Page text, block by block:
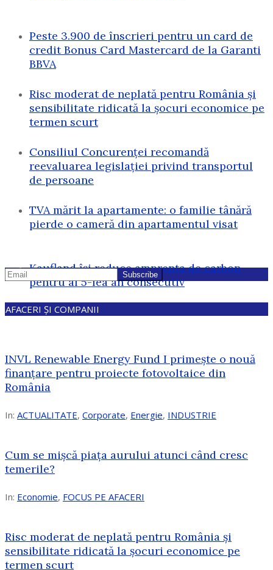
Peste 3.900 de înscrieri pentru un card de
credit Bonus Card Mastercard de la Garanti
BBVA
Risc moderat de neplată pentru România și
sensibilitate ridicată la șocuri economice pe
termen scurt
Consiliul Concurenței recomandă
reevaluarea legislației privind transportul
de persoane
TVA mărit la apartamente: o familie tânără
pierde o cameră din apartamentul visat
Kaufland își reduce amprenta de carbon
pentru al 5-lea an consecutiv
AFACERI ȘI COMPANII
INVL Renewable Energy Fund I primește o nouă
finanțare pentru proiecte fotovoltaice din
România
In: ACTUALITATE, Corporate, Energie, INDUSTRIE
Cum se mișcă piața aurului atunci când cresc
temerile?
In: Economie, FOCUS PE AFACERI
Risc moderat de neplată pentru România și
sensibilitate ridicată la șocuri economice pe
termen scurt